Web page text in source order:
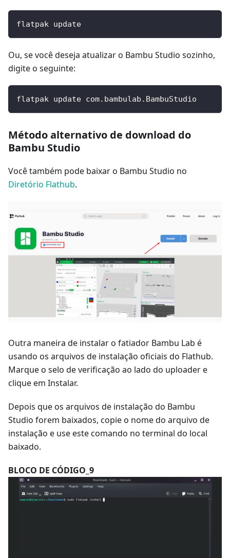
flatpak update
Ou, se você deseja atualizar o Bambu Studio sozinho,
digite o seguinte:
flatpak update com.bambulab.BambuStudio
Método alternativo de download do
Bambu Studio
Você também pode baixar o Bambu Studio no
Diretório Flathub.
Outra maneira de instalar o fatiador Bambu Lab é
usando os arquivos de instalação oficiais do Flathub.
Marque o selo de verificação ao lado do uploader e
clique em Instalar.
Depois que os arquivos de instalação do Bambu
Studio forem baixados, copie o nome do arquivo de
instalação e use este comando no terminal do local
baixado.
BLOCO DE CÓDIGO_9